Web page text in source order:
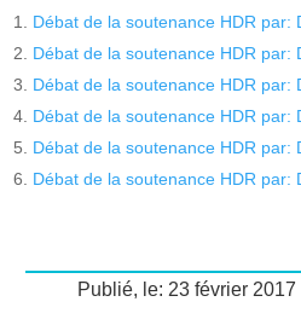
Débat de la soutenance HDR par:
Débat de la soutenance HDR par:
Débat de la soutenance HDR par:
Débat de la soutenance HDR par:
Débat de la soutenance HDR par:
Débat de la soutenance HDR par:
Publié, le: 23 février 2017